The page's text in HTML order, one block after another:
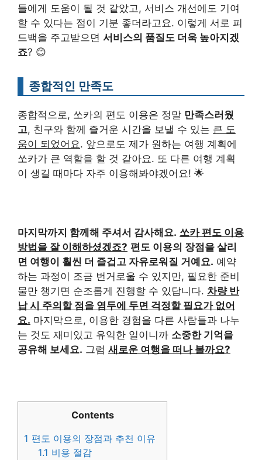
들에게 도움이 될 것 같았고, 서비스 개선에도 기여
할 수 있다는 점이 기분 좋더라고요. 이렇게 서로 피
드백을 주고받으면 서비스의 품질도 더욱 높아지겠
죠? 😊
종합적인 만족도
종합적으로, 쏘카의 편도 이용은 정말 만족스러웠
고, 친구와 함께 즐거운 시간을 보낼 수 있는 큰 도
움이 되었어요. 앞으로도 제가 원하는 여행 계획에
쏘카가 큰 역할을 할 것 같아요. 또 다른 여행 계획
이 생길 때마다 자주 이용해봐야겠어요! 🌟
마지막까지 함께해 주셔서 감사해요. 쏘카 편도 이용
방법을 잘 이해하셨겠죠? 편도 이용의 장점을 살리
면 여행이 훨씬 더 즐겁고 자유로워질 거예요. 예약
하는 과정이 조금 번거로울 수 있지만, 필요한 준비
물만 챙기면 순조롭게 진행할 수 있답니다. 차량 반
납 시 주의할 점을 염두에 두면 걱정할 필요가 없어
요. 마지막으로, 이용한 경험을 다른 사람들과 나누
는 것도 재미있고 유익한 일이니까 소중한 기억을
공유해 보세요. 그럼 새로운 여행을 떠나 볼까요?
Contents
1 편도 이용의 장점과 추천 이유
1.1 비용 절감